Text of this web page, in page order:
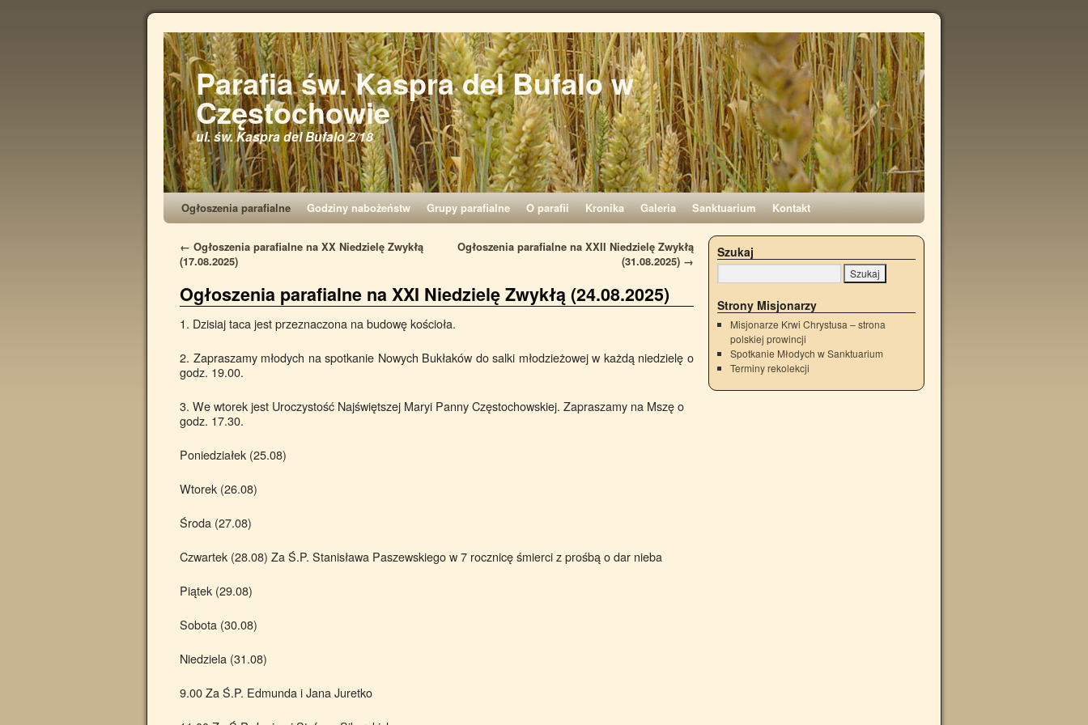
Parafia św. Kaspra del Bufalo w
Częstochowie
ul. św. Kaspra del Bufalo 2/18
Ogłoszenia parafialne Godziny nabożeństw Grupy parafialne O parafii Kronika Galeria Sanktuarium Kontakt
← Ogłoszenia parafialne na XX Niedzielę Zwykłą
(17.08.2025)
Ogłoszenia parafialne na XXII Niedzielę Zwykłą
(31.08.2025) →
Ogłoszenia parafialne na XXI Niedzielę Zwykłą (24.08.2025)
1. Dzisiaj taca jest przeznaczona na budowę kościoła.
2. Zapraszamy młodych na spotkanie Nowych Bukłaków do salki młodzieżowej w każdą niedzielę o
godz. 19.00.
3. We wtorek jest Uroczystość Najświętszej Maryi Panny Częstochowskiej. Zapraszamy na Mszę o
godz. 17.30.
Poniedziałek (25.08)
Wtorek (26.08)
Środa (27.08)
Czwartek (28.08) Za Ś.P. Stanisława Paszewskiego w 7 rocznicę śmierci z prośbą o dar nieba
Piątek (29.08)
Sobota (30.08)
Niedziela (31.08)
9.00 Za Ś.P. Edmunda i Jana Juretko
Szukaj
Strony Misjonarzy
Misjonarze Krwi Chrystusa – strona
polskiej prowincji
Spotkanie Młodych w Sanktuarium
Terminy rekolekcji